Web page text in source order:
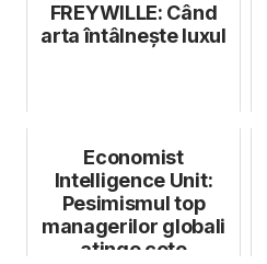
FREYWILLE: Când
arta întâlnește luxul
Economist
Intelligence Unit:
Pesimismul top
managerilor globali
atinge cote